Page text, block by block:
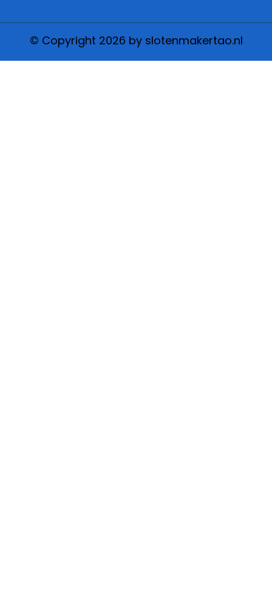
© Copyright 2026 by slotenmakertao.nl